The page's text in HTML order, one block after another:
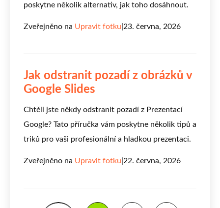
poskytne několik alternativ, jak toho dosáhnout.
Zveřejněno na Upravit fotku 23. června, 2026
Jak odstranit pozadí z obrázků v
Google Slides
Chtěli jste někdy odstranit pozadí z Prezentací
Google? Tato příručka vám poskytne několik tipů a
triků pro vaši profesionální a hladkou prezentaci.
Zveřejněno na Upravit fotku 22. června, 2026